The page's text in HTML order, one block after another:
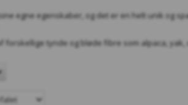
egne egenskaber, og det er en helt unik og
forskellige tynde og bløde fibre som alpaca, yak,